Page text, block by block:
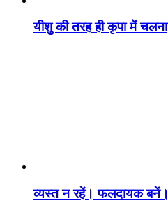
यीशु की तरह ही कृपा में चलना
व्यस्त न रहें। फलदायक बनें।